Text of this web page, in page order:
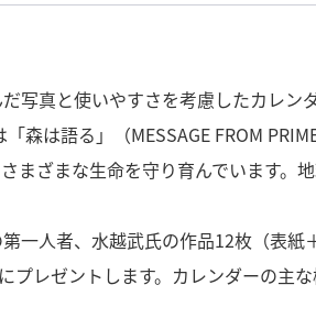
写真と使いやすさを考慮したカレン
森は語る」（MESSAGE FROM
まざまな生命を守り育んでいます
一人者、水越武氏の作品12枚（表紙
プレゼントします。カレンダーの主